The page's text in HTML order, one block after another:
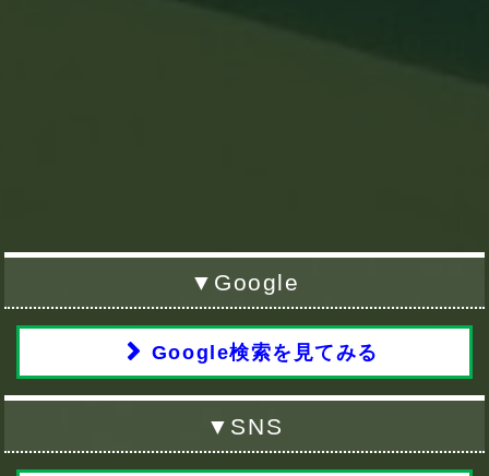
▼Google
Google検索を見てみる
▼SNS